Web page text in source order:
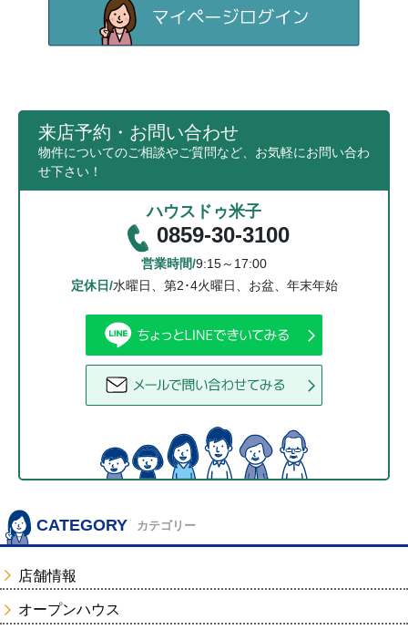
来店予約・お問い合わせ
物件についてのご相談やご質問など、お気軽にお問い合わ
せ下さい！
ハウスドゥ米子
0859-30-3100
営業時間/9:15～17:00
定休日/水曜日、第2･4火曜日、お盆、年末年始
CATEGORY カテゴリー
店舗情報
オープンハウス